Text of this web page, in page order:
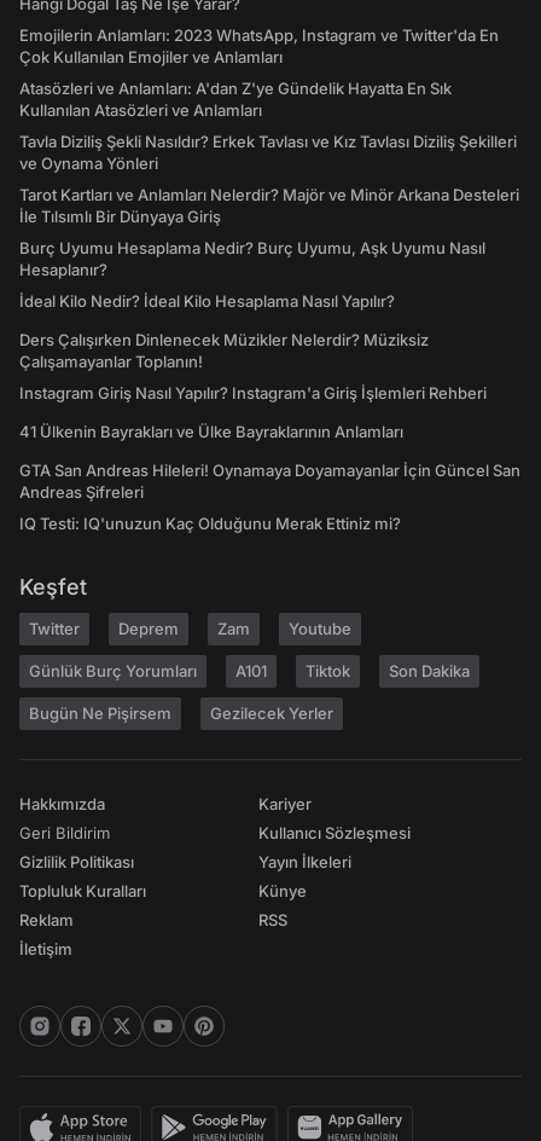
Emojilerin Anlamları: 2023 WhatsApp, Instagram ve Twitter'da En
Çok Kullanılan Emojiler ve Anlamları
Atasözleri ve Anlamları: A'dan Z'ye Gündelik Hayatta En Sık
Kullanılan Atasözleri ve Anlamları
Tavla Diziliş Şekli Nasıldır? Erkek Tavlası ve Kız Tavlası Diziliş Şekilleri
ve Oynama Yönleri
Tarot Kartları ve Anlamları Nelerdir? Majör ve Minör Arkana Desteleri
İle Tılsımlı Bir Dünyaya Giriş
Burç Uyumu Hesaplama Nedir? Burç Uyumu, Aşk Uyumu Nasıl
Hesaplanır?
İdeal Kilo Nedir? İdeal Kilo Hesaplama Nasıl Yapılır?
Ders Çalışırken Dinlenecek Müzikler Nelerdir? Müziksiz
Çalışamayanlar Toplanın!
Instagram Giriş Nasıl Yapılır? Instagram'a Giriş İşlemleri Rehberi
41 Ülkenin Bayrakları ve Ülke Bayraklarının Anlamları
GTA San Andreas Hileleri! Oynamaya Doyamayanlar İçin Güncel San
Andreas Şifreleri
IQ Testi: IQ'unuzun Kaç Olduğunu Merak Ettiniz mi?
Keşfet
Twitter Deprem Zam Youtube
Günlük Burç Yorumları A101 Tiktok Son Dakika
Bugün Ne Pişirsem Gezilecek Yerler
Hakkımızda
Geri Bildirim
Gizlilik Politikası
Topluluk Kuralları
Reklam
İletişim
Kariyer
Kullanıcı Sözleşmesi
Yayın İlkeleri
Künye
RSS